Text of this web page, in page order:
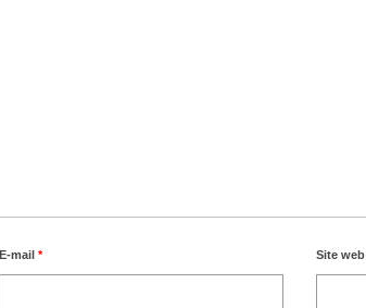
E-mail * Site web